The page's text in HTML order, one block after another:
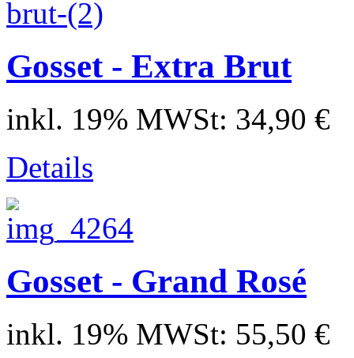
Gosset - Extra Brut
inkl. 19% MWSt: 34,90 €
Details
Gosset - Grand Rosé
inkl. 19% MWSt: 55,50 €